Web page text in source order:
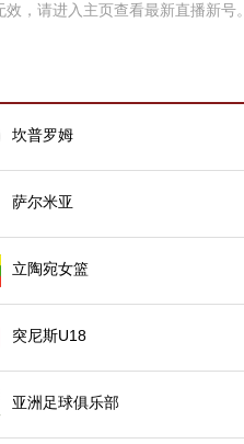
，请进入主页查看最新直播新号。
坎普罗姆
萨尔米亚
立陶宛女篮
突尼斯U18
亚洲足球俱乐部